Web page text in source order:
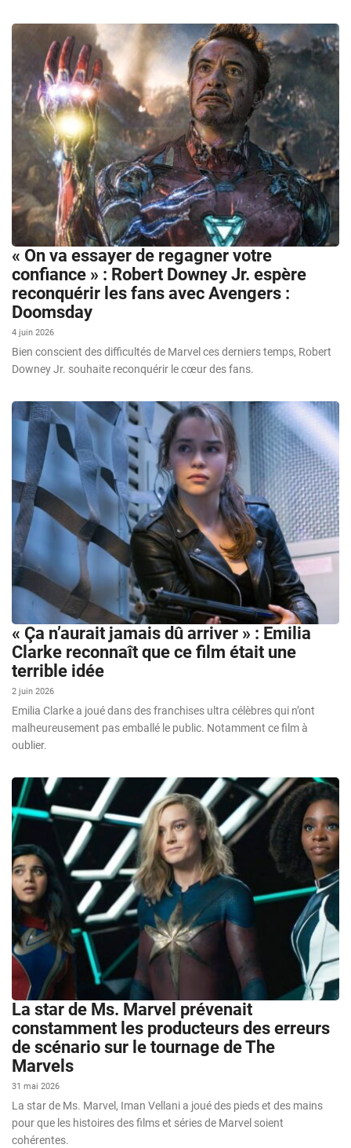
« On va essayer de regagner votre
confiance » : Robert Downey Jr. espère
reconquérir les fans avec Avengers :
Doomsday
4 juin 2026
Bien conscient des difficultés de Marvel ces derniers temps, Robert
Downey Jr. souhaite reconquérir le cœur des fans.
« Ça n’aurait jamais dû arriver » : Emilia
Clarke reconnaît que ce film était une
terrible idée
2 juin 2026
Emilia Clarke a joué dans des franchises ultra célèbres qui n’ont
malheureusement pas emballé le public. Notamment ce film à
oublier.
La star de Ms. Marvel prévenait
constamment les producteurs des erreurs
de scénario sur le tournage de The
Marvels
31 mai 2026
La star de Ms. Marvel, Iman Vellani a joué des pieds et des mains
pour que les histoires des films et séries de Marvel soient
cohérentes.